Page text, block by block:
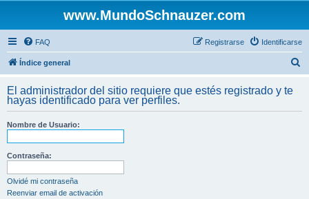
www.MundoSchnauzer.com
FAQ Identificarse
Registrarse
Índice general
c
El administrador del sitio requiere que estés registrado y te
hayas identificado para ver perfiles.
Nombre de Usuario:
Contraseña:
Olvidé mi contraseña
Reenviar email de activación